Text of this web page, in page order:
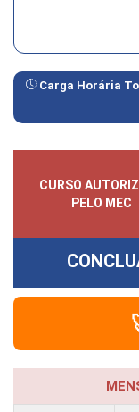
Carga Horária
CURSO
PELO MEC